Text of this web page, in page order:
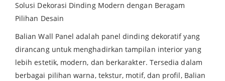
Solusi Dekorasi Dinding Modern dengan Beragam
Pilihan Desain
Balian Wall Panel adalah panel dinding dekoratif yang
dirancang untuk menghadirkan tampilan interior yang
lebih estetik, modern, dan berkarakter. Tersedia dalam
berbagai pilihan warna, tekstur, motif, dan profil, Balian